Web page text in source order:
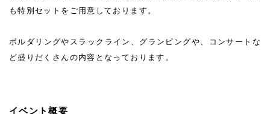
も特別セットをご用意しております。
ボルダリングやスラックライン、グランピングや、コンサートな
ど盛りだくさんの内容となっております。
イベント概要